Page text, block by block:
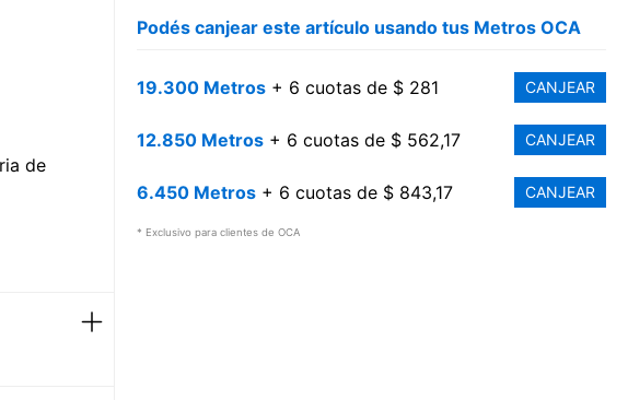
de
Podés canjear este artículo usando tus Metros OCA
19.300 Metros+ 6 cuotas de $ 281 CANJEAR
12.850 Metros+ 6 cuotas de $ 562,17 CANJEAR
6.450 Metros+ 6 cuotas de $ 843,17 CANJEAR
* Exclusivo para clientes de OCA